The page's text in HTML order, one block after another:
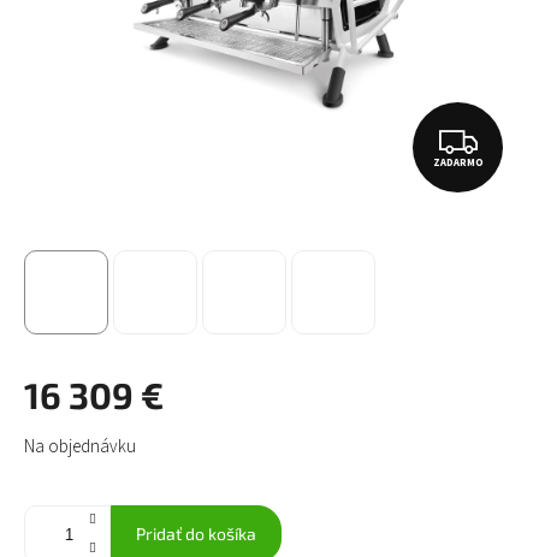
Z
A
ZADARMO
16 309 €
Jednotková
cena:
Na objednávku
Pridať do košíka